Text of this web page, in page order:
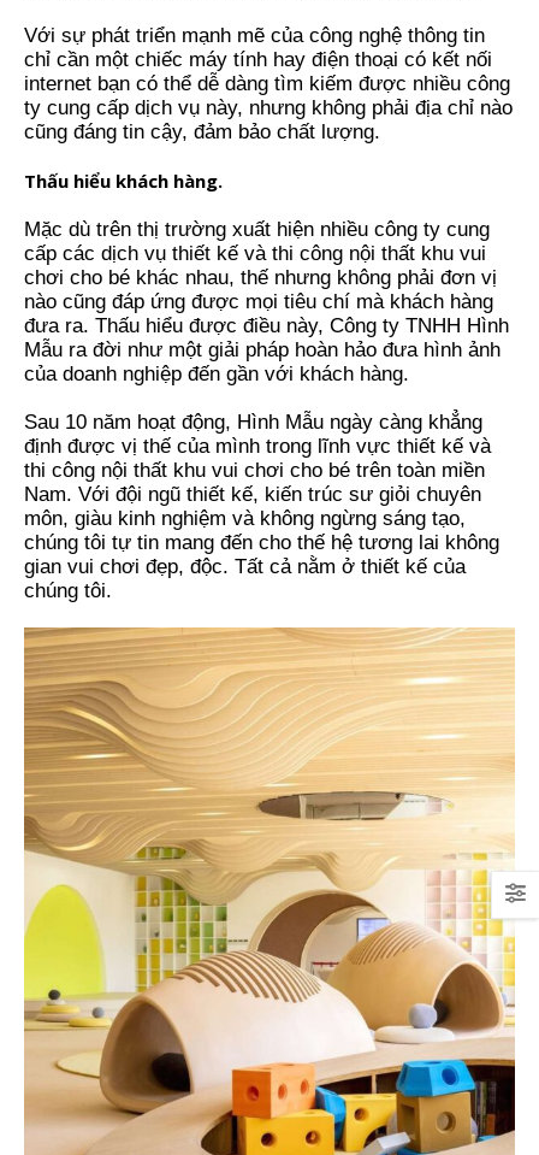
Với sự phát triển mạnh mẽ của công nghệ thông tin
chỉ cần một chiếc máy tính hay điện thoại có kết nối
internet bạn có thể dễ dàng tìm kiếm được nhiều công
ty cung cấp dịch vụ này, nhưng không phải địa chỉ nào
cũng đáng tin cậy, đảm bảo chất lượng.
Thấu hiểu khách hàng.
Mặc dù trên thị trường xuất hiện nhiều công ty cung
cấp các dịch vụ thiết kế và thi công nội thất khu vui
chơi cho bé khác nhau, thế nhưng không phải đơn vị
nào cũng đáp ứng được mọi tiêu chí mà khách hàng
đưa ra. Thấu hiểu được điều này, Công ty TNHH Hình
Mẫu ra đời như một giải pháp hoàn hảo đưa hình ảnh
của doanh nghiệp đến gần với khách hàng.
Sau 10 năm hoạt động, Hình Mẫu ngày càng khẳng
định được vị thế của mình trong lĩnh vực thiết kế và
thi công nội thất khu vui chơi cho bé trên toàn miền
Nam. Với đội ngũ thiết kế, kiến trúc sư giỏi chuyên
môn, giàu kinh nghiệm và không ngừng sáng tạo,
chúng tôi tự tin mang đến cho thế hệ tương lai không
gian vui chơi đẹp, độc. Tất cả nằm ở thiết kế của
chúng tôi.